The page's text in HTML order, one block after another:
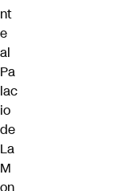
nt
e
al
Pa
lac
io
de
La
M
on